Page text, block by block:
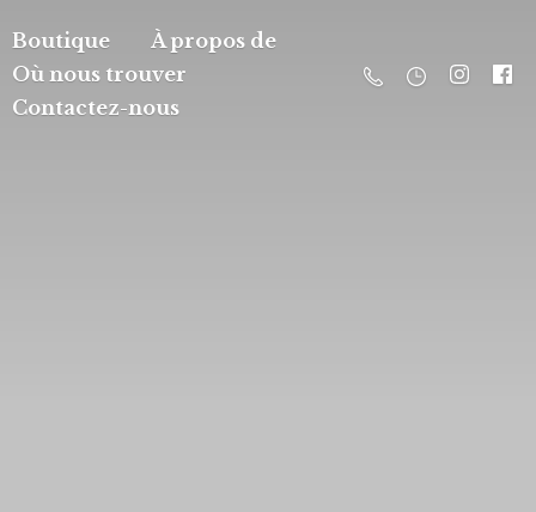
Boutique
À propos de
Où nous trouver
Contactez-nous